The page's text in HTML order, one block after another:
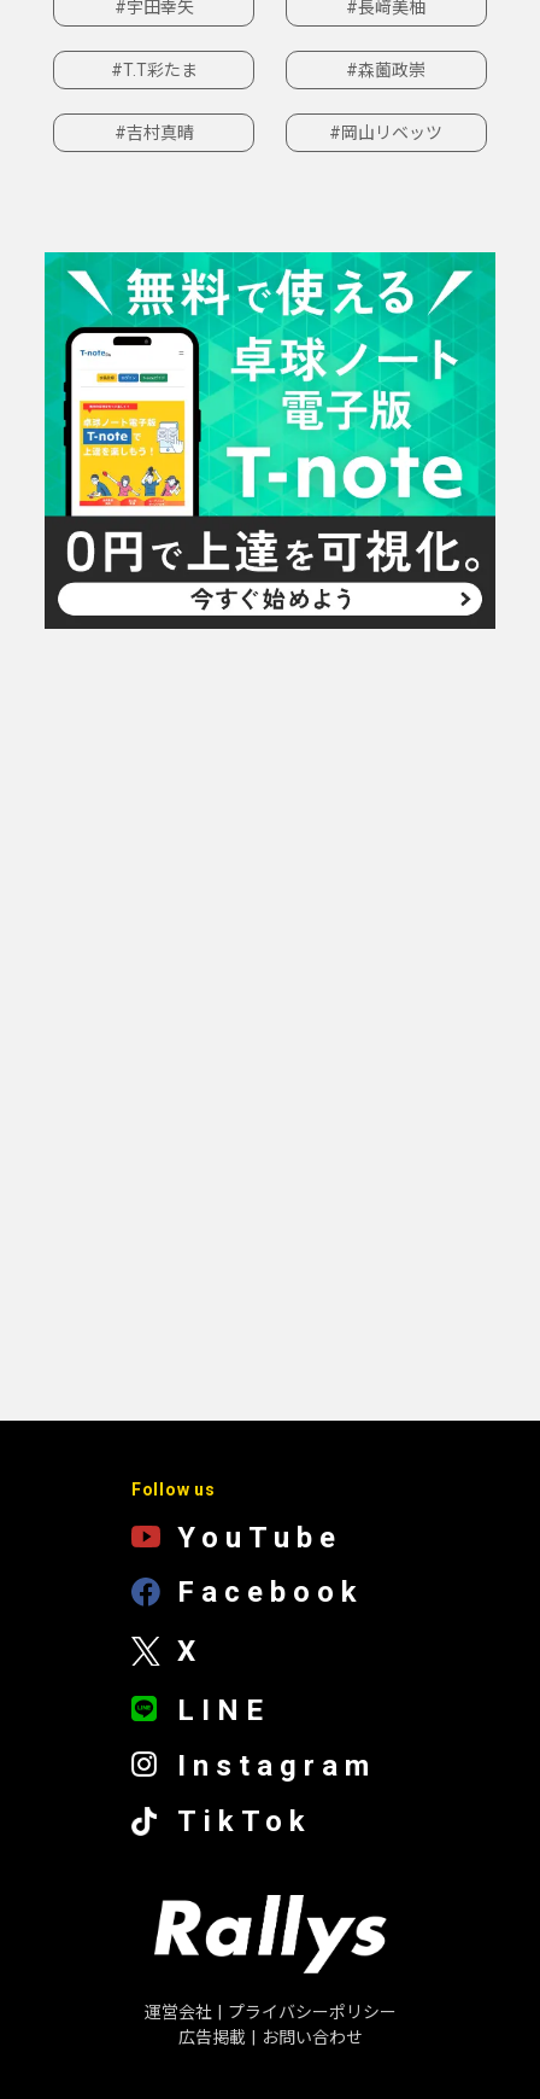
#宇田幸矢 #長﨑美柚
#T.T彩たま #森薗政崇
#吉村真晴 #岡山リベッツ
Follow us
YouTube
Facebook
X
LINE
Instagram
TikTok
運営会社
プライバシーポリシー
広告掲載
お問い合わせ